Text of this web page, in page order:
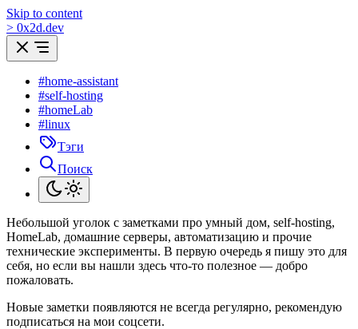
Skip to content
> 0x2d.dev
#home-assistant
#self-hosting
#homeLab
#linux
Тэги
Поиск
Небольшой уголок с заметками про умный дом, self-hosting,
HomeLab, домашние серверы, автоматизацию и прочие
технические эксперименты. В первую очередь я пишу это для
себя, но если вы нашли здесь что-то полезное — добро
пожаловать.
Новые заметки появляются не всегда регулярно, рекомендую
подписаться на мои соцсети.